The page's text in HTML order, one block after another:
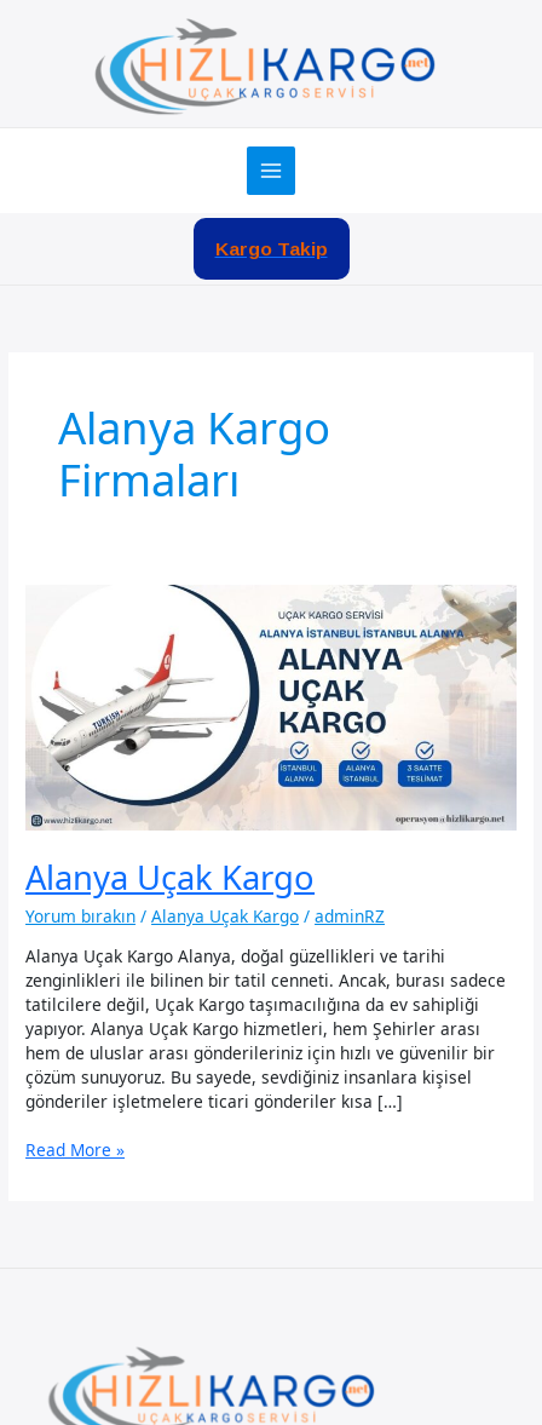
Kargo Takip
Alanya Kargo
Firmaları
Alanya Uçak Kargo
Yorum bırakın /Alanya Uçak Kargo /adminRZ
Alanya Uçak Kargo Alanya, doğal güzellikleri ve tarihi
zenginlikleri ile bilinen bir tatil cenneti. Ancak, burası sadece
tatilcilere değil, Uçak Kargo taşımacılığına da ev sahipliği
yapıyor. Alanya Uçak Kargo hizmetleri, hem Şehirler arası
hem de uluslar arası gönderileriniz için hızlı ve güvenilir bir
çözüm sunuyoruz. Bu sayede, sevdiğiniz insanlara kişisel
gönderiler işletmelere ticari gönderiler kısa […]
Alanya
Read More »